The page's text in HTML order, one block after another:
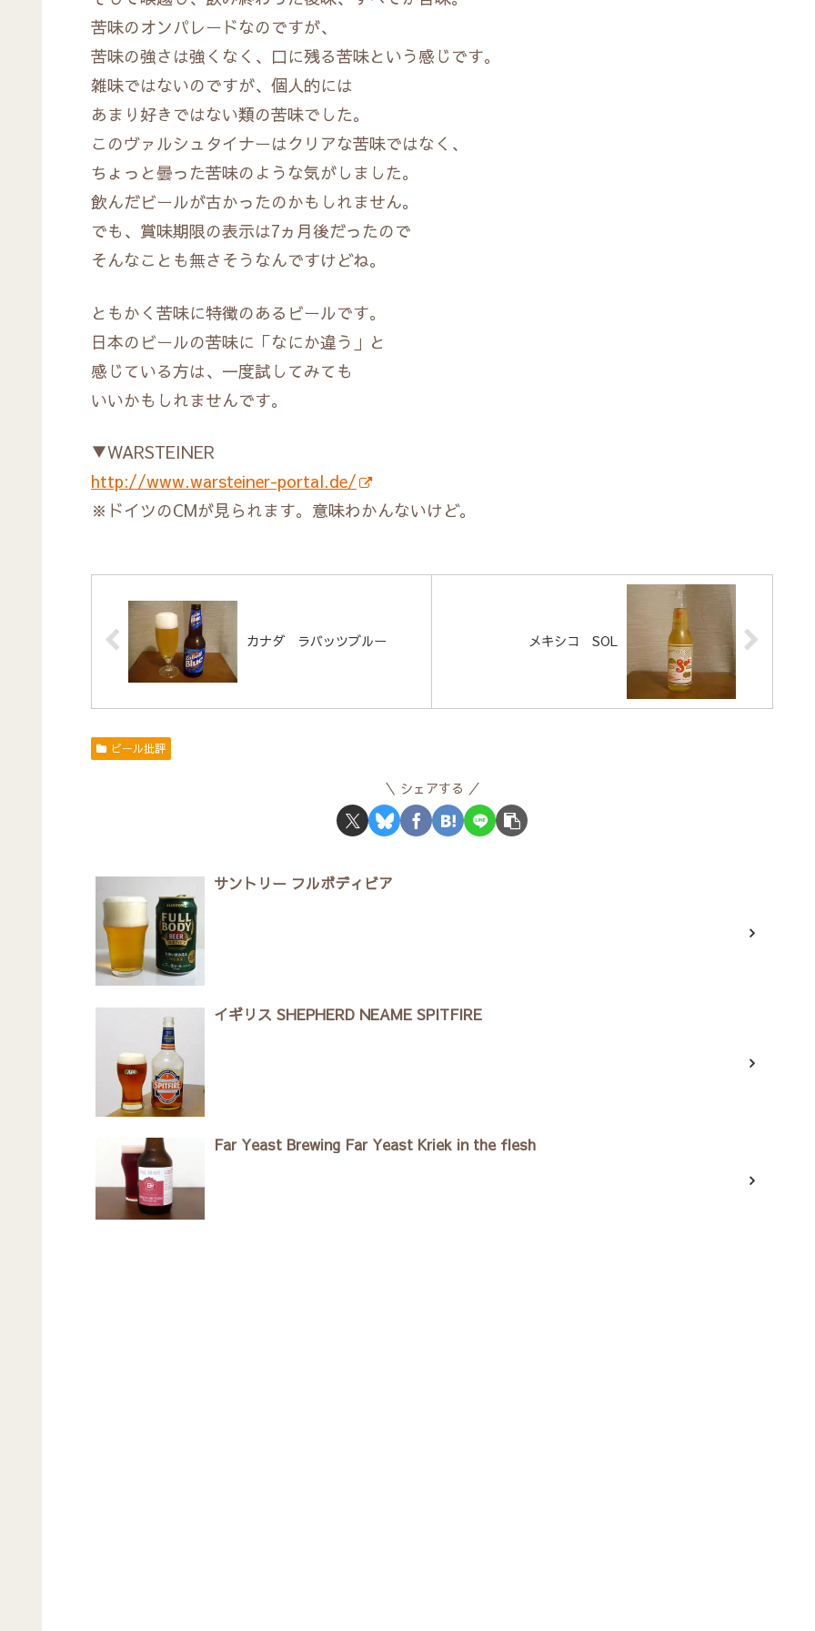
苦味のオンパレードなのですが、
苦味の強さは強くなく、口に残る苦味という感じです。
雑味ではないのですが、個人的には
あまり好きではない類の苦味でした。
このヴァルシュタイナーはクリアな苦味ではなく、
ちょっと曇った苦味のような気がしました。
飲んだビールが古かったのかもしれません。
でも、賞味期限の表示は7ヵ月後だったので
そんなことも無さそうなんですけどね。
ともかく苦味に特徴のあるビールです。
日本のビールの苦味に「なにか違う」と
感じている方は、一度試してみても
いいかもしれませんです。
▼WARSTEINER
http://www.warsteiner-portal.de/
※ドイツのCMが見られます。意味わかんないけど。
カナダ ラバッツブルー メキシコ SOL
ビール批評
シェアする
サントリー フルボディビア
イギリス SHEPHERD NEAME SPITFIRE
Far Yeast Brewing Far Yeast Kriek in the flesh